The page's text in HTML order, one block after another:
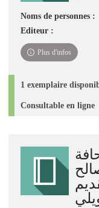
Noms de personnes :
Editeur :
Plus d'infos
1 exemplaire
Consultable en ligne